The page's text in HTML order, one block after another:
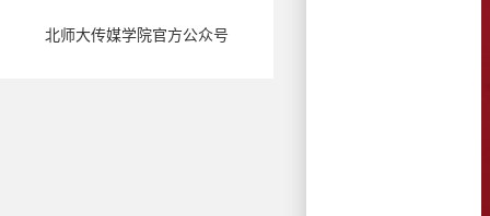
北师大传媒学院官方公众号